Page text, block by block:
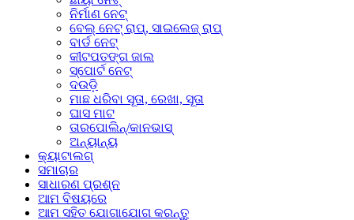
ନିର୍ମାଣ ନେଟ୍
ବେଲ୍ ନେଟ୍ ରାପ୍, ସାଇଲେଜ୍ ରାପ୍
ବାର୍ଡ ନେଟ୍
କୀଟପତଙ୍ଗ ଜାଲ
ସ୍ପୋର୍ଟ ନେଟ୍
ଦଉଡ଼ି
ମାଛ ଧରିବା ସୂତା, ରେଖା, ସୂତା
ଘାସ ମାଟ
ତାରପୋଲିନ୍/କାନଭାସ୍
ଅନ୍ୟାନ୍ୟ
କ୍ୟାଟାଲଗ୍
ସମାଚାର
ସାଧାରଣ ପ୍ରଶ୍ନ
ଆମ ବିଷୟରେ
ଆମ ସହିତ ଯୋଗାଯୋଗ କରନ୍ତୁ